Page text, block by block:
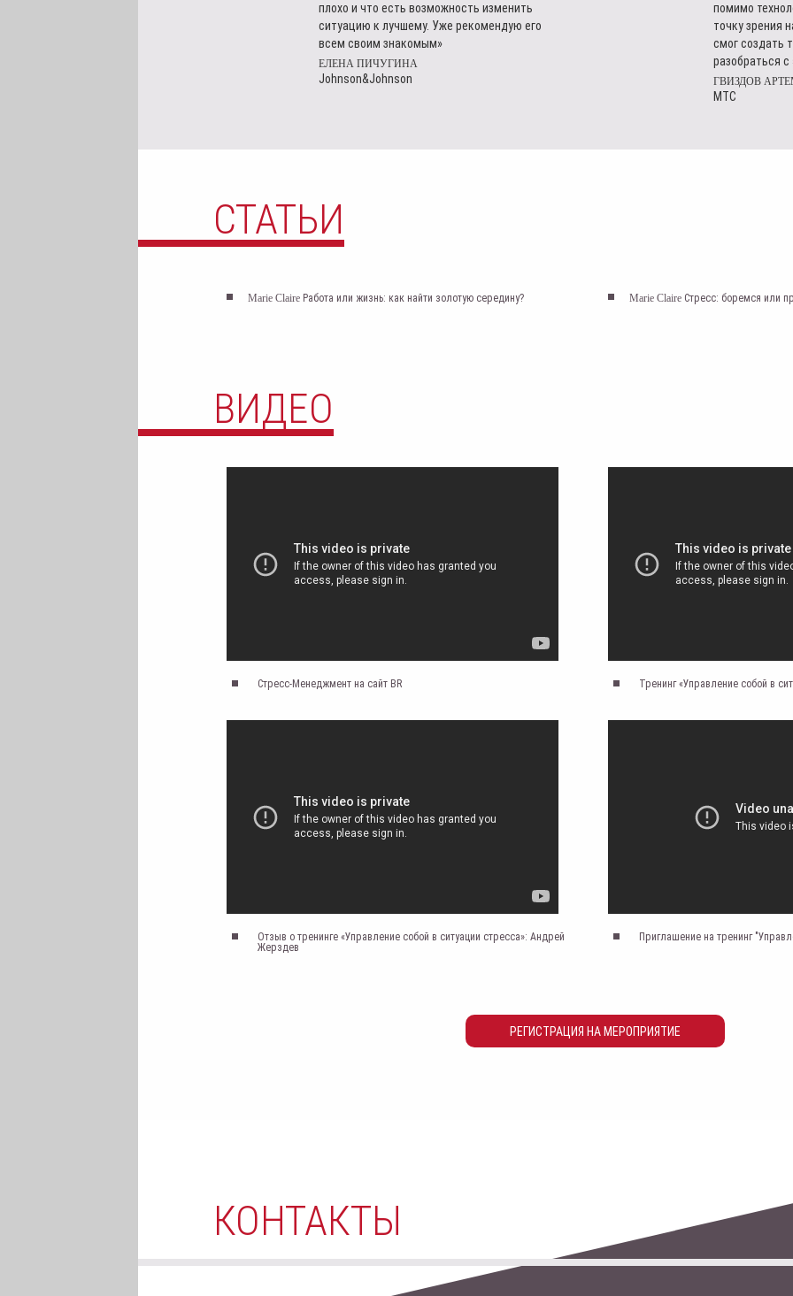
плохо и что есть возможность изменить
ситуацию к лучшему. Уже рекомендую его
всем своим знакомым»
ЕЛЕНА ПИЧУГИНА
Johnson&Johnson
помимо
точку зрения
смог создать
разобраться
ГВИЗДОВ
МТС
СТАТЬИ
Marie Claire Работа или жизнь: как найти золотую середину? Marie Claire Стресс: боремся или
ВИДЕО
Стресс-Менеджмент на сайт BR Тренинг «Управление собой в
Отзыв о тренинге «Управление собой в ситуации стресса»: Андрей
Жерздев
Приглашение на тренинг
РЕГИСТРАЦИЯ НА МЕРОПРИЯТИЕ
КОНТАКТЫ